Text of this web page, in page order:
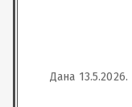
Дана